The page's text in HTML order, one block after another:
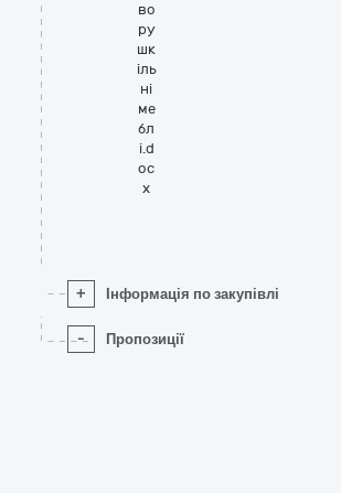
во
ру
шк
іль
ні
ме
бл
і.d
oc
x
+ Інформація по закупівлі
- Пропозиції